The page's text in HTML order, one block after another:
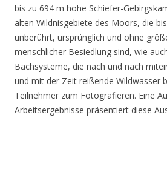
bis zu 694 m hohe Schiefer-
alten Wildnisgebiete des Moors, die
unberührt, ursprünglich und ohne
menschlicher Besiedlung sind, wie
Bachsysteme, die nach und nach
und mit der Zeit reißende Wildwasser
Teilnehmer zum Fotografieren. Eine
Arbeitsergebnisse präsentiert diese